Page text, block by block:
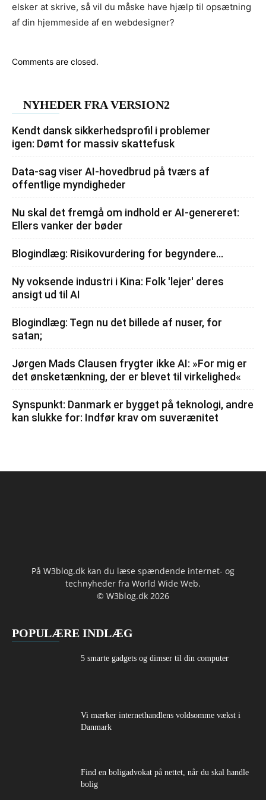
elsker at skrive, så vil du måske have hjælp til opsætning
af din hjemmeside af en webdesigner?
Comments are closed.
NYHEDER FRA VERSION2
Kendt dansk sikkerhedsprofil i problemer
igen: Dømt for massiv skattefusk
Data-sag viser AI-hovedbrud på tværs af
offentlige myndigheder
Nu skal det fremgå om indhold er AI-genereret:
Ellers vanker der bøder
Blogindlæg: Risikovurdering for begyndere…
Ny voksende industri i Kina: Folk 'lejer' deres
ansigt ud til AI
Blogindlæg: Tegn nu det billede af nuser, for
satan;
Jørgen Mads Clausen frygter ikke AI: »For mig er
det ønsketænkning, der er blevet til virkelighed«
Synspunkt: Danmark er bygget på teknologi, andre
kan slukke for: Indfør krav om suverænitet
På W3blog.dk kan du læse spændende internet- og
technyheder fra World Wide Web.
© W3blog.dk 2026
POPULÆRE INDLÆG
5 smarte gadgets og dimser til din computer
Vi mærker internethandlens voldsomme vækst i
Danmark
Find en boligadvokat på nettet, når du skal handle
bolig